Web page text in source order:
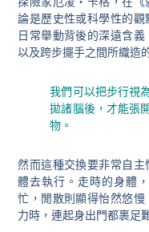
論是歷史性或科學性的
日常舉動背後的深遠含
以及跨步擺手之間所織造
我們可以把步行視
拋諸腦後，才能張
物。
然而這種交換要非常自
體去執行。走時的身體
忙，閒散則顯得怡然悠
力時，連起身出門都裹足